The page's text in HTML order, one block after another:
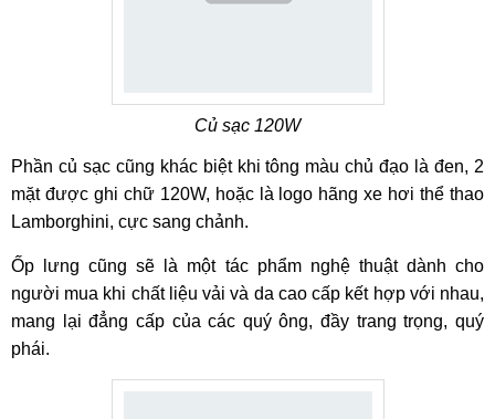
Củ sạc 120W
Phần củ sạc cũng khác biệt khi tông màu chủ đạo là đen, 2
mặt được ghi chữ 120W, hoặc là logo hãng xe hơi thể thao
Lamborghini, cực sang chảnh.
Ốp lưng cũng sẽ là một tác phẩm nghệ thuật dành cho
người mua khi chất liệu vải và da cao cấp kết hợp với nhau,
mang lại đẳng cấp của các quý ông, đầy trang trọng, quý
phái.